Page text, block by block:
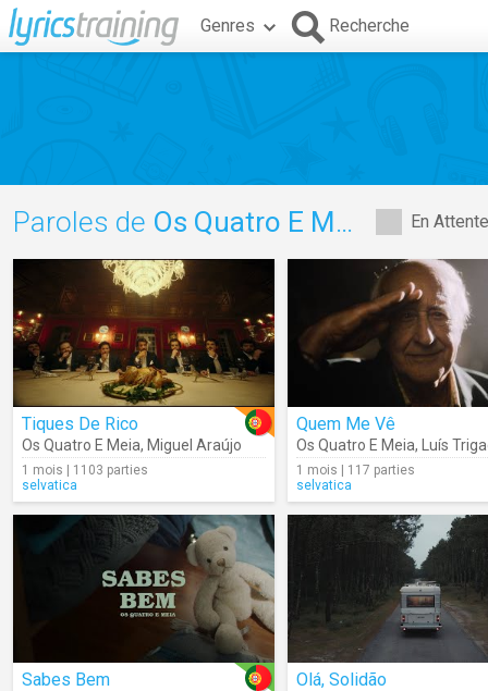
Genres Recherche
En
Paroles de Os Quatro E Meia
Tiques De Rico
Os Quatro E Meia, Miguel Araújo
1 mois | 1103 parties
selvatica
Quem Me Vê
Os Quatro E Meia, Luís
1 mois | 117 parties
selvatica
Sabes Bem Olá, Solidão